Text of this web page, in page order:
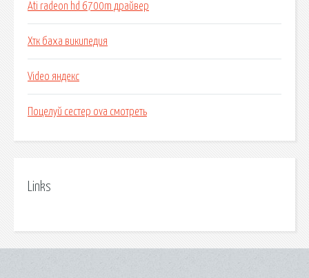
Ati radeon hd 6700m драйвер
Хтк баха википедия
Video яндекс
Поцелуй сестер ova смотреть
Links